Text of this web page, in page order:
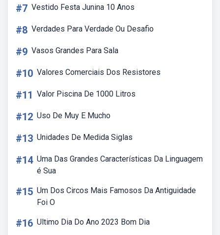
#7 Vestido Festa Junina 10 Anos
#8 Verdades Para Verdade Ou Desafio
#9 Vasos Grandes Para Sala
#10 Valores Comerciais Dos Resistores
#11 Valor Piscina De 1000 Litros
#12 Uso De Muy E Mucho
#13 Unidades De Medida Siglas
#14 Uma Das Grandes Características Da Linguagem
é Sua
#15 Um Dos Circos Mais Famosos Da Antiguidade
Foi O
#16 Ultimo Dia Do Ano 2023 Bom Dia